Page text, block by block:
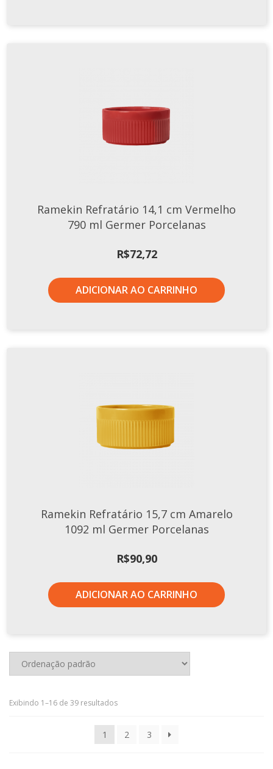
Ramekin Refratário 14,1 cm Vermelho
790 ml Germer Porcelanas
R$72,72
ADICIONAR AO CARRINHO
Ramekin Refratário 15,7 cm Amarelo
1092 ml Germer Porcelanas
R$90,90
ADICIONAR AO CARRINHO
Exibindo 1–16 de 39 resultados
1 2 3